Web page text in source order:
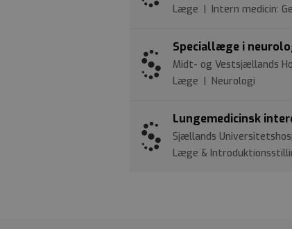
Læge | Intern medicin:
Speciallæge i
Midt- og Vestsjællands
Læge | Neurologi
Lungemedicinsk
Sjællands
Læge &